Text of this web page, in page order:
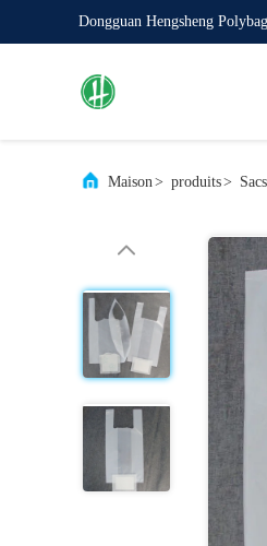
Dongguan Hengsheng
Maison> produits>